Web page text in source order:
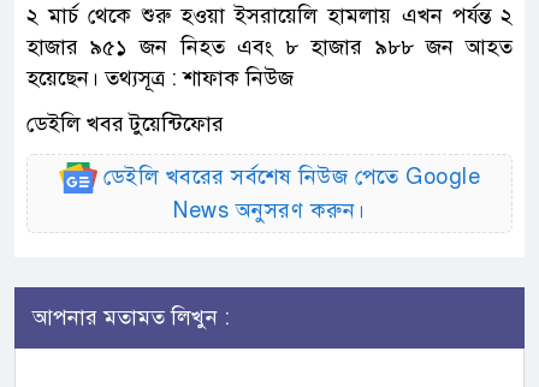
২ মার্চ থেকে শুরু হওয়া ইসরায়েলি হামলায় এখন পর্যন্ত ২
হাজার ৯৫১ জন নিহত এবং ৮ হাজার ৯৮৮ জন আহত
হয়েছেন। তথ্যসূত্র : শাফাক নিউজ
ডেইলি খবর টুয়েন্টিফোর
ডেইলি খবরের সর্বশেষ নিউজ পেতে Google
News অনুসরণ করুন।
আপনার মতামত লিখুন :